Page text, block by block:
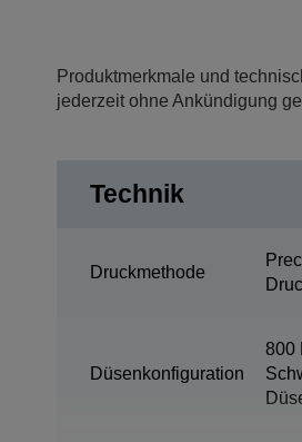
Produktmerkmale und
jederzeit ohne Ankündigung
Technik
Druckmethode
Düsenkonfiguration
800